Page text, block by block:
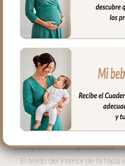
muy buena transpirabilidad.
un tejido rejilla 3D para una
ventilación.
La tapa del saco se une a la
mediante cremalleras laterales,
al tono, que puedes abrir
o quitar la tapa entera y usar
como colchoneta de capazo.
El relleno de la tapa es de
hueca para mayor confort del
muy buena transpirabilidad.
El tejido del interior de la tapa